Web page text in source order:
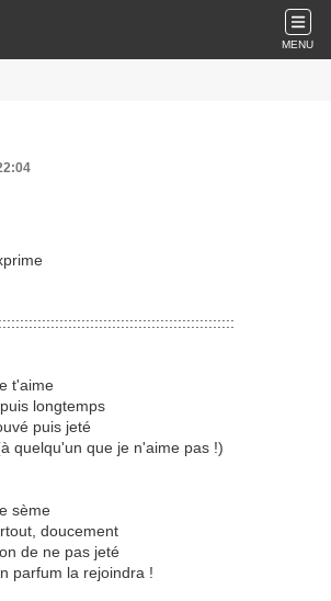
MENU
t'aime
longtemps
puis jeté
quelqu'un que je n'aime pas !)
sème
doucement
de ne pas jeté
parfum la rejoindra !